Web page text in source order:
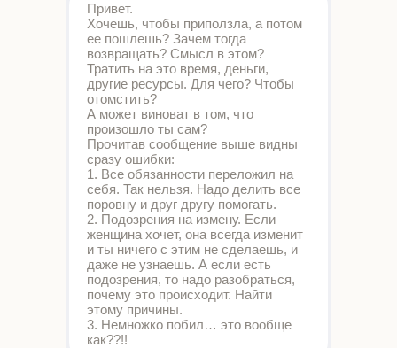
Привет.
Хочешь, чтобы приползла, а потом
ее пошлешь? Зачем тогда
возвращать? Смысл в этом?
Тратить на это время, деньги,
другие ресурсы. Для чего? Чтобы
отомстить?
А может виноват в том, что
произошло ты сам?
Прочитав сообщение выше видны
сразу ошибки:
1. Все обязанности переложил на
себя. Так нельзя. Надо делить все
поровну и друг другу помогать.
2. Подозрения на измену. Если
женщина хочет, она всегда изменит
и ты ничего с этим не сделаешь, и
даже не узнаешь. А если есть
подозрения, то надо разобраться,
почему это происходит. Найти
этому причины.
3. Немножко побил… это вообще
как??!!